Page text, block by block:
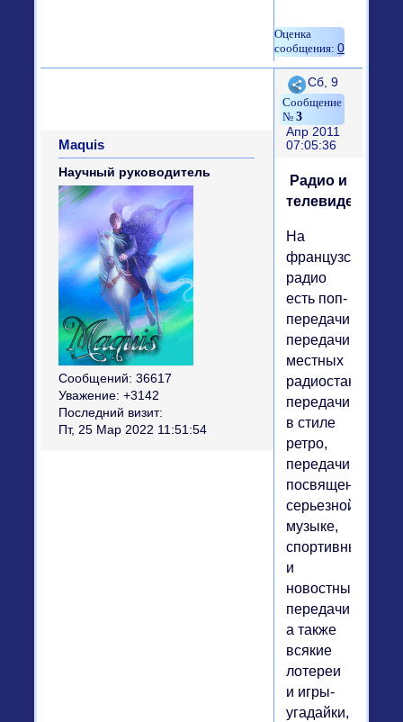
0
Поделиться
3
Сб, 9
Апр 2011
07:05:36
Maquis
Научный руководитель
Сообщений: 36617
Уважение: +3142
Последний визит:
Пт, 25 Мар 2022 11:51:54
Радио и
телевидение
На
французском
радио
есть поп-
передачи,
передачи
местных
радиостанций,
передачи
в стиле
ретро,
передачи,
посвященные
серьезной
музыке,
спортивные
и
новостные
передачи,
а также
всякие
лотереи
и игры-
угадайки,